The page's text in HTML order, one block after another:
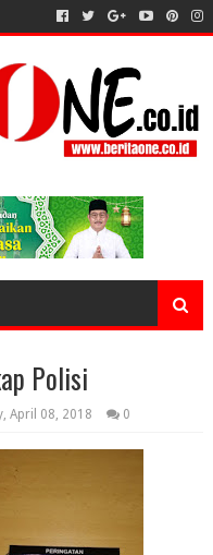
Polisi
April 08, 2018 0